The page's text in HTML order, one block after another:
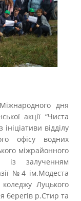
дня
акції “Чиста
відділу
офісу водних
міжрайонного
із залученням
№4 ім.Модеста
коледжу Луцького
берегів р.Стир та